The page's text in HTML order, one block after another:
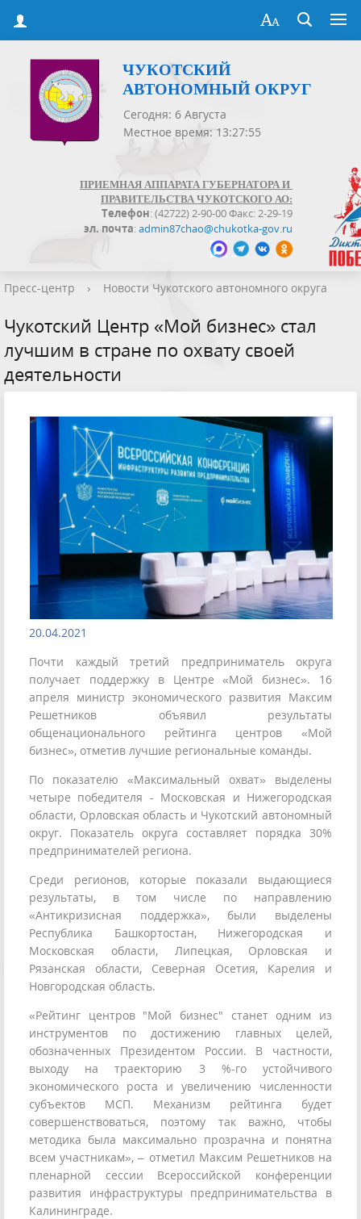
ЧУКОТСКИЙ
АВТОНОМНЫЙ ОКРУГ
Сегодня: 6 Августа
Местное время: 13:27:55
ПРИЕМНАЯ АППАРАТА ГУБЕРНАТОРА И
ПРАВИТЕЛЬСТВА ЧУКОТСКОГО АО:
Телефон: (42722) 2-90-00 Факс: 2-29-19
эл. почта:admin87chao@chukotka-gov.ru
Пресс-центр › Новости Чукотского автономного округа
Чукотский Центр «Мой бизнес» стал
лучшим в стране по охвату своей
деятельности
20.04.2021
Почти каждый третий предприниматель округа
получает поддержку в Центре «Мой бизнес». 16
апреля министр экономического развития Максим
Решетников объявил результаты
общенационального рейтинга центров «Мой
бизнес», отметив лучшие региональные команды.
По показателю «Максимальный охват» выделены
четыре победителя - Московская и Нижегородская
области, Орловская область и Чукотский автономный
округ. Показатель округа составляет порядка 30%
предпринимателей региона.
Среди регионов, которые показали выдающиеся
результаты, в том числе по направлению
«Антикризисная поддержка», были выделены
Республика Башкортостан, Нижегородская и
Московская области, Липецкая, Орловская и
Рязанская области, Северная Осетия, Карелия и
Новгородская область.
«Рейтинг центров "Мой бизнес" станет одним из
инструментов по достижению главных целей,
обозначенных Президентом России. В частности,
выходу на траекторию 3 %-го устойчивого
экономического роста и увеличению численности
субъектов МСП. Механизм рейтинга будет
совершенствоваться, поэтому так важно, чтобы
методика была максимально прозрачна и понятна
всем участникам», – отметил Максим Решетников на
пленарной сессии Всероссийской конференции
развития инфраструктуры предпринимательства в
Калининграде.